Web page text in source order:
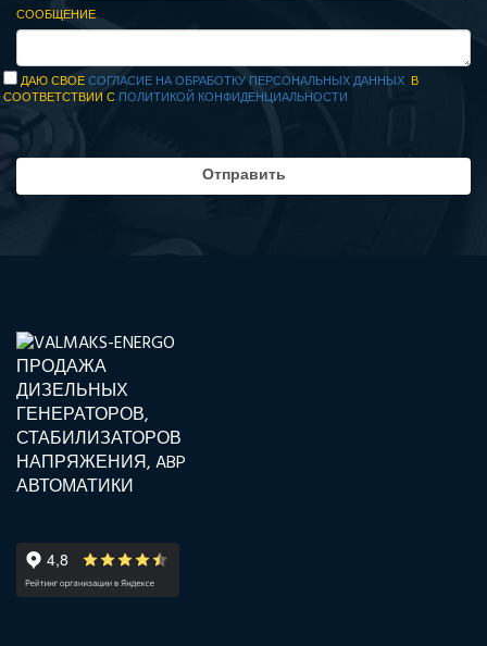
СООБЩЕНИЕ
ДАЮ СВОЕСОГЛАСИЕ НА ОБРАБОТКУ ПЕРСОНАЛЬНЫХ ДАННЫХ В
СООТВЕТСТВИИ СПОЛИТИКОЙ КОНФИДЕНЦИАЛЬНОСТИ